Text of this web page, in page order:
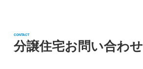
分譲住宅お問い合わせ
CONTACT